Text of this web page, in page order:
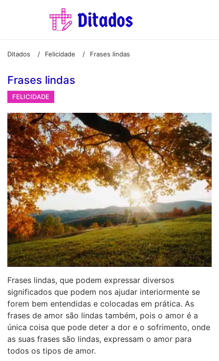
Ditados / Felicidade / Frases lindas
Frases lindas
FELICIDADE
Frases lindas, que podem expressar diversos
significados que podem nos ajudar interiormente se
forem bem entendidas e colocadas em prática. As
frases de amor são lindas também, pois o amor é a
única coisa que pode deter a dor e o sofrimento, onde
as suas frases são lindas, expressam o amor para
todos os tipos de amor.